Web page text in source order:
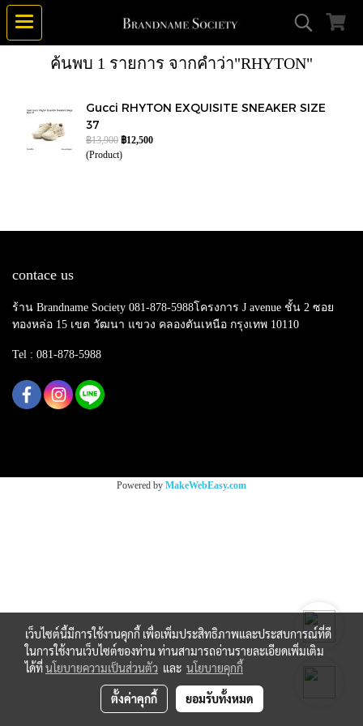
ค้นพบ 1 รายการ จากคำว่า"RHYTON"
Gucci RHYTON EXQUISITE SNEAKER SIZE
37
฿13,900 ฿12,500
(Product)
contace us
ร้าน Brandname Society 081-878-5988โครงการ J avenue ชั้น 2 ซอย
ทองหล่อ 15 เขต วัฒนา แขวง คลองตันเหนือ กรุงเทพ 10110
Tel : 081-878-5988
Powered by MakeWebEasy.com
เว็บไซต์นี้มีการใช้งานคุกกี้ เพื่อเพิ่มประสิทธิภาพและประสบการณ์ที่ดี
ในการใช้งานเว็บไซต์ของท่าน ท่านสามารถอ่านรายละเอียดเพิ่มเติม
ได้ที่นโยบายความเป็นส่วนตัว และ นโยบายคุกกี้
ตั้งค่าคุกกี้ ยอมรับทั้งหมด